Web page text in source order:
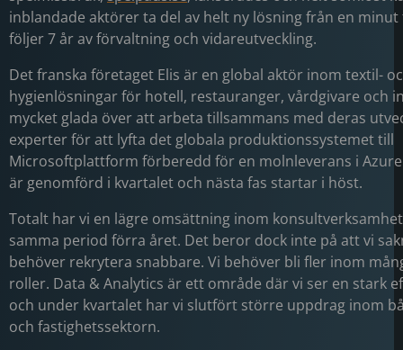
inblandade aktörer ta del av helt ny lösning från en
följer 7 år av förvaltning och vidareutveckling.
Det franska företaget Elis är en global aktör inom textil-
hygienlösningar för hotell, restauranger, vårdgivare och
mycket glada över att arbeta tillsammans med deras
experter för att lyfta det globala produktionssystemet till
Microsoftplattform förberedd för en molnleverans i
är genomförd i kvartalet och nästa fas startar i höst.
Totalt har vi en lägre omsättning inom
samma period förra året. Det beror dock inte på att vi
behöver rekrytera snabbare. Vi behöver bli fler inom
roller. Data & Analytics är ett område där vi ser en stark
och under kvartalet har vi slutfört större uppdrag inom
och fastighetssektorn.